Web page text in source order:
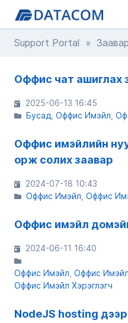
Support Portal »
Оффис чат ашиглах
2025-06-13 16:45
Бусад Оффис Имэйл
Oффис имэйлийн
орж солих заавар
2024-07-18 10:43
Оффис Имэйл Оффис
Оффис имэйл
2024-06-11 16:40
Оффис Имэйл Оффис
Оффис Имэйл Хэрэглэгч
NodeJS hosting